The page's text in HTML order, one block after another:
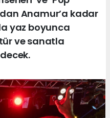
Anamur’a kadar
yaz boyunca
ve sanatla